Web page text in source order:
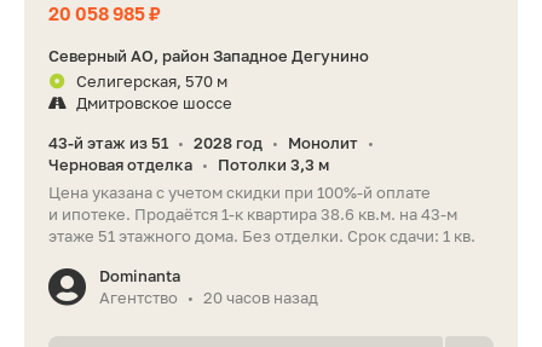
20 058 985 ₽
Северный АО, район Западное Дегунино
Селигерская, 570 м
Дмитровское шоссе
43-й этаж из 51 • 2028 год • Монолит •
Черновая отделка •
Потолки 3,3 м
Цена указана с учетом скидки при 100%-й оплате
и ипотеке. Продаётся 1-к квартира 38.6 кв.м. на 43-м
этаже 51 этажного дома. Без отделки. Срок сдачи: 1 кв.
Dominanta
Агентство
• 20 часов назад